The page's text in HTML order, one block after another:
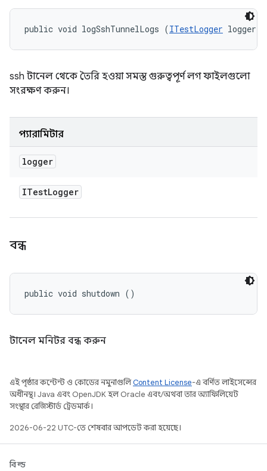
public void logSshTunnelLogs (ITestLogger logger)
ssh টানেল থেকে তৈরি হওয়া সমস্ত গুরুত্বপূর্ণ লগ ফাইলগুলো
সংরক্ষণ করুন।
প্যারামিটার
logger
ITestLogger
বন্ধ
public void shutdown ()
টানেল মনিটর বন্ধ করুন
এই পৃষ্ঠার কন্টেন্ট ও কোডের নমুনাগুলিContent License-এ বর্ণিত লাইসেন্সের
অধীনস্থ। Java এবং OpenJDK হল Oracle এবং/অথবা তার অ্যাফিলিয়েট
সংস্থার রেজিস্টার্ড ট্রেডমার্ক।
2026-06-22 UTC-তে শেষবার আপডেট করা হয়েছে।
বিল্ড